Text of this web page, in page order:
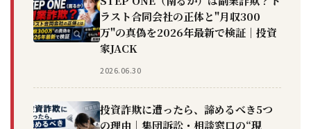
ラスト合同会社の正体と"月収300
万"の真偽を2026年最新で検証｜投資
家JACK
2026.06.30
投資詐欺に遭ったら、諦めるべき5つ
の理由｜集団訴訟・相談窓口の“現